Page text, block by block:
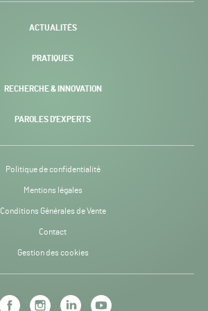
-
ACTUALITÉS
PRATIQUES
RECHERCHE & INNOVATION
PAROLES D’EXPERTS
Politique de confidentialité
Mentions légales
Conditions Générales de Vente
Contact
Gestion des cookies